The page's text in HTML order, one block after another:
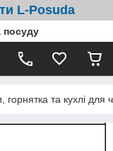
L-Posuda
посуду
горнятка та кухлі для